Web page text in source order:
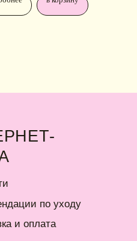
рассылки